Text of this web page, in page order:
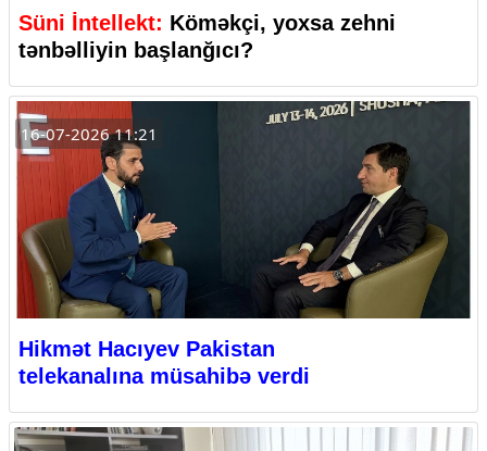
Süni İntellekt: Köməkçi, yoxsa zehni
tənbəlliyin başlanğıcı?
16-07-2026 11:21
Hikmət Hacıyev Pakistan
telekanalına müsahibə verdi